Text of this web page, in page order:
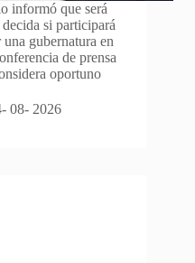
informó que será
si participará
gubernatura en
de prensa
oportuno
08- 2026